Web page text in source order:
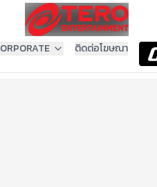
ติดต่อโฆษณา